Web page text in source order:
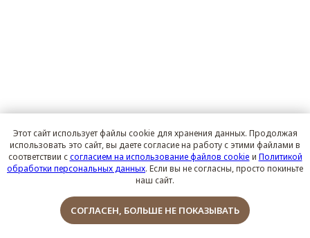
Этот сайт использует файлы cookie для хранения данных. Продолжая
использовать это сайт, вы даете согласие на работу с этими файлами в
соответствии ссогласием на использование файлов cookie и Политикой
обработки персональных данных. Если вы не согласны, просто покиньте
наш сайт.
СОГЛАСЕН, БОЛЬШЕ НЕ ПОКАЗЫВАТЬ
Обсудить проект